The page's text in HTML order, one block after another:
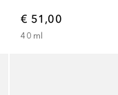
€ 51,00
40 ml